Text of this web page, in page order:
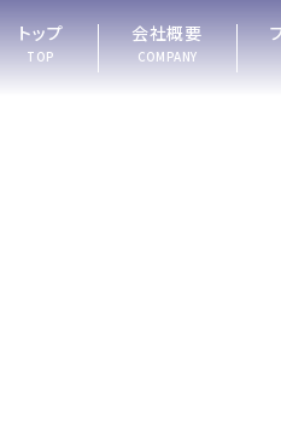
トップ
TOP
会社概要
COMPANY